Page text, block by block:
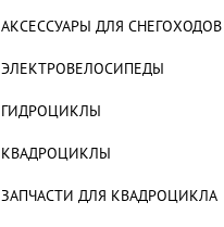
АКСЕССУАРЫ ДЛЯ СНЕГОХОДОВ
ЭЛЕКТРОВЕЛОСИПЕДЫ
ГИДРОЦИКЛЫ
КВАДРОЦИКЛЫ
ЗАПЧАСТИ ДЛЯ КВАДРОЦИКЛА